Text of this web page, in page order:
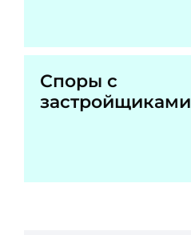
Споры с
застройщиками